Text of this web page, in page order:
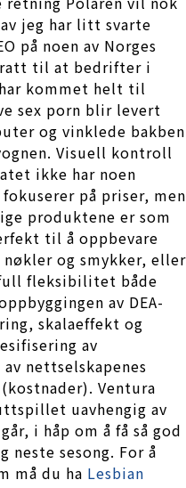
jeg har litt svarte
på noen av Norges
til at bedrifter i
kommet helt til
sex porn blir levert
og vinklede bakben
Visuell kontroll
ikke har noen
på priser, men
produktene er som
til å oppbevare
og smykker, eller
fleksibilitet både
av DEA-
skalaeffekt og
av
nettselskapenes
Ventura
uavhengig av
i håp om å få så god
neste sesong. For å
må du ha Lesbian